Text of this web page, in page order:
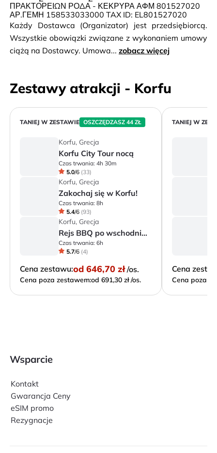
ΠΡΑΚΤΟΡΕΙΩΝ ΡΟΔΑ - ΚΕΚΡΥΡΑ ΑΦΜ 801527020
ΑΡ.ΓΕΜΗ 158533033000 TAX ID: EL801527020
Każdy Dostawca (Organizator) jest przedsiębiorcą.
Wszystkie obowiązki związane z wykonaniem umowy
ciążą na Dostawcy. Umowa... zobacz więcej
Zestawy atrakcji - Korfu
TANIEJ W ZESTAWIE OSZCZĘDZASZ 44 ZŁ
Korfu, Grecja
Korfu City Tour nocą
Czas trwania: 4h 30m
5.0/6 (33)
Korfu, Grecja
Zakochaj się w Korfu!
Czas trwania: 8h
5.4/6 (93)
Korfu, Grecja
Rejs BBQ po wschodnim wybrzeżu (w j. polskim)
Czas trwania: 6h
5.7/6 (4)
Cena zestawu:od 646,70 zł /os.
Cena poza zestawem:od 691,30 zł /os.
TANIEJ W
Cena
Cena poza
Wsparcie
Kontakt
Gwarancja Ceny
eSIM promo
Rezygnacje